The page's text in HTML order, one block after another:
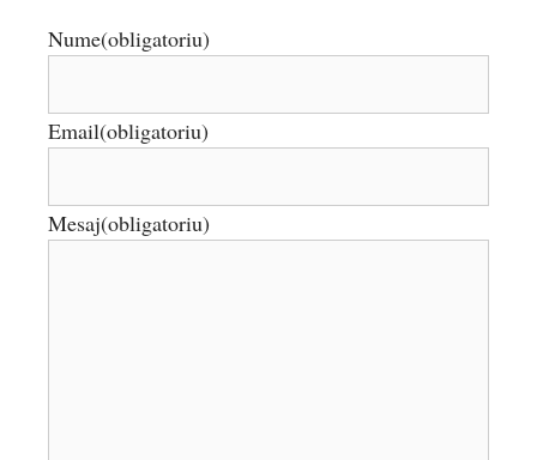
Nume(obligatoriu)
Email(obligatoriu)
Mesaj(obligatoriu)